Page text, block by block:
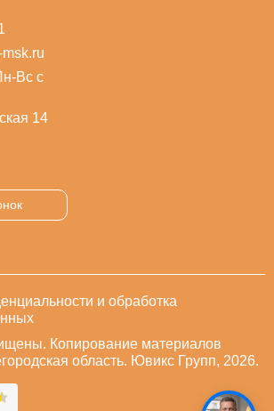
Вс с
14
и обработка
Копирование материалов
область. Ювикс Групп, 2026.